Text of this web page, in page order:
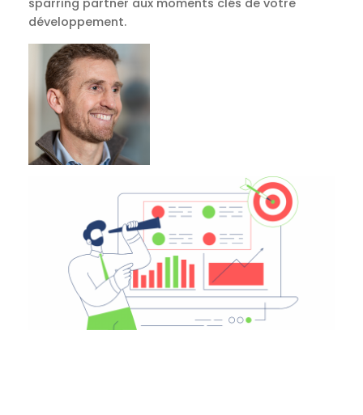
sparring partner aux moments clés de votre
développement.